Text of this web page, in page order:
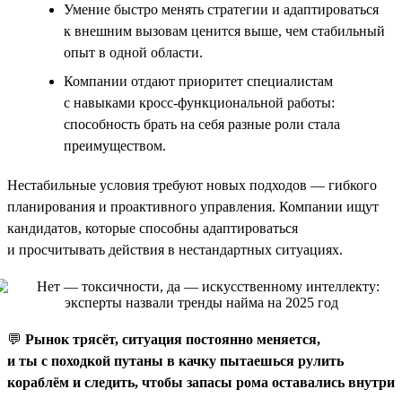
Умение быстро менять стратегии и адаптироваться
к внешним вызовам ценится выше, чем стабильный
опыт в одной области.
Компании отдают приоритет специалистам
с навыками кросс-функциональной работы:
способность брать на себя разные роли стала
преимуществом.
Нестабильные условия требуют новых подходов — гибкого
планирования и проактивного управления. Компании ищут
кандидатов, которые способны адаптироваться
и просчитывать действия в нестандартных ситуациях.
💬 Рынок трясёт, ситуация постоянно меняется,
и ты с походкой путаны в качку пытаешься рулить
кораблём и следить, чтобы запасы рома оставались внутри